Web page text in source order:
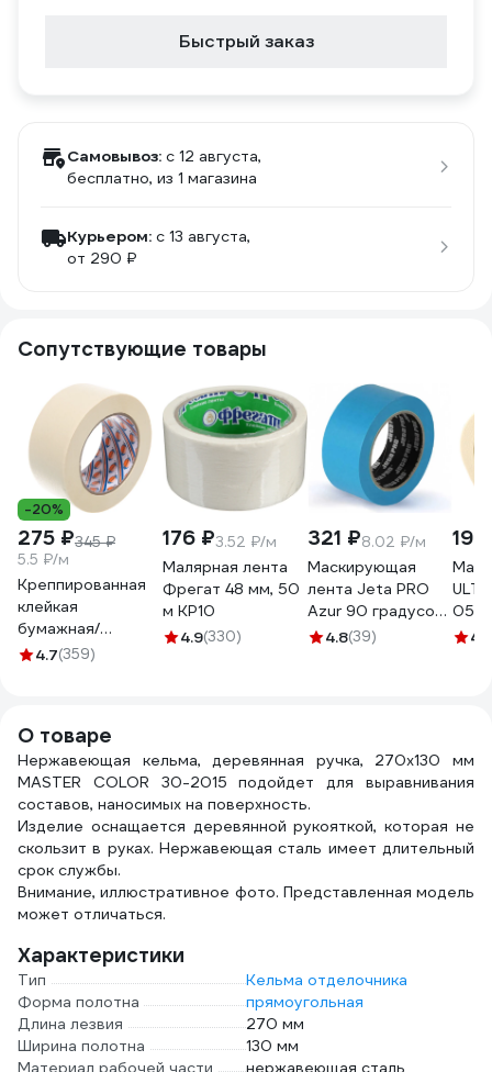
Быстрый заказ
Самовывоз: c 12 августа,
бесплатно, из 1 магазина
Курьером: c 13 августа,
от 290 ₽
Сопутствующие товары
-20%
275 ₽345 ₽
5.5 ₽/м
Креппированная
клейкая
бумажная/
малярная лента
4.7(359)
176 ₽3.52 ₽/м
Малярная лента
Фрегат 48 мм, 50
м КР10
4.9(330)
321 ₽8.02 ₽/м
Маскирующая
лента Jeta PRO
Azur 90 градусов
- 30 мин., голубая,
4.8(39)
050
4.6
О товаре
Нержавеющая кельма, деревянная ручка, 270x130 мм
MASTER COLOR 30-2015 подойдет для выравнивания
составов, наносимых на поверхность.
Изделие оснащается деревянной рукояткой, которая не
скользит в руках. Нержавеющая сталь имеет длительный
срок службы.
Внимание, иллюстративное фото. Представленная модель
может отличаться.
Характеристики
Тип
Кельма отделочника
Форма полотна
прямоугольная
Длина лезвия
270 мм
Ширина полотна
130 мм
Материал рабочей части
нержавеющая сталь